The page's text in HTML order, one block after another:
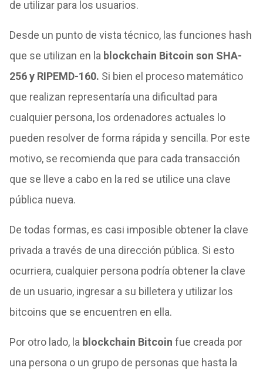
de utilizar para los usuarios.
Desde un punto de vista técnico, las funciones hash
que se utilizan en la blockchain Bitcoin son SHA-
256 y RIPEMD-160. Si bien el proceso matemático
que realizan representaría una dificultad para
cualquier persona, los ordenadores actuales lo
pueden resolver de forma rápida y sencilla. Por este
motivo, se recomienda que para cada transacción
que se lleve a cabo en la red se utilice una clave
pública nueva.
De todas formas, es casi imposible obtener la clave
privada a través de una dirección pública. Si esto
ocurriera, cualquier persona podría obtener la clave
de un usuario, ingresar a su billetera y utilizar los
bitcoins que se encuentren en ella.
Por otro lado, la blockchain Bitcoin fue creada por
una persona o un grupo de personas que hasta la